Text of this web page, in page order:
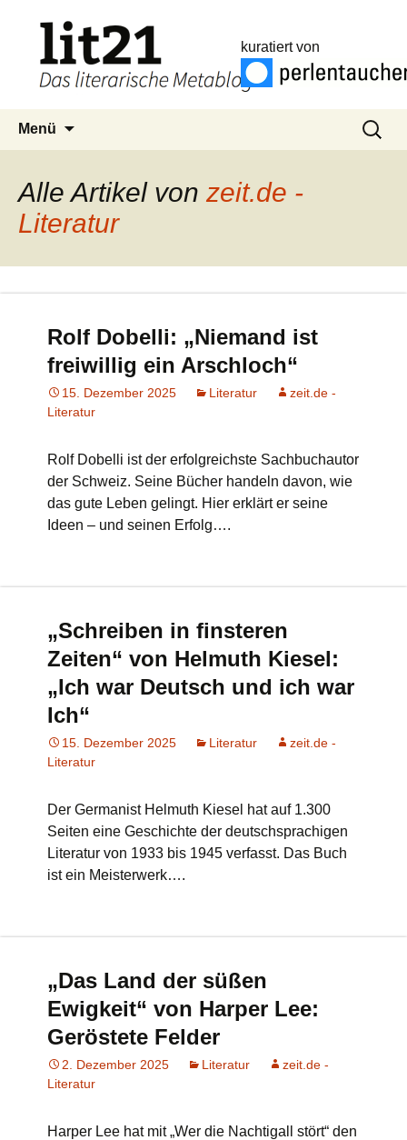
kuratiert von
Menü
Suchen
nach:
Alle Artikel von zeit.de -
Literatur
Rolf Dobelli: „Niemand ist
freiwillig ein Arschloch“
15. Dezember 2025 Literatur
zeit.de -
Literatur
Rolf Dobelli ist der erfolgreichste Sachbuchautor
der Schweiz. Seine Bücher handeln davon, wie
das gute Leben gelingt. Hier erklärt er seine
Ideen – und seinen Erfolg….
„Schreiben in finsteren
Zeiten“ von Helmuth Kiesel:
„Ich war Deutsch und ich war
Ich“
15. Dezember 2025 Literatur
zeit.de -
Literatur
Der Germanist Helmuth Kiesel hat auf 1.300
Seiten eine Geschichte der deutschsprachigen
Literatur von 1933 bis 1945 verfasst. Das Buch
ist ein Meisterwerk….
„Das Land der süßen
Ewigkeit“ von Harper Lee:
Geröstete Felder
2. Dezember 2025 Literatur
zeit.de -
Literatur
Harper Lee hat mit „Wer die Nachtigall stört“ den